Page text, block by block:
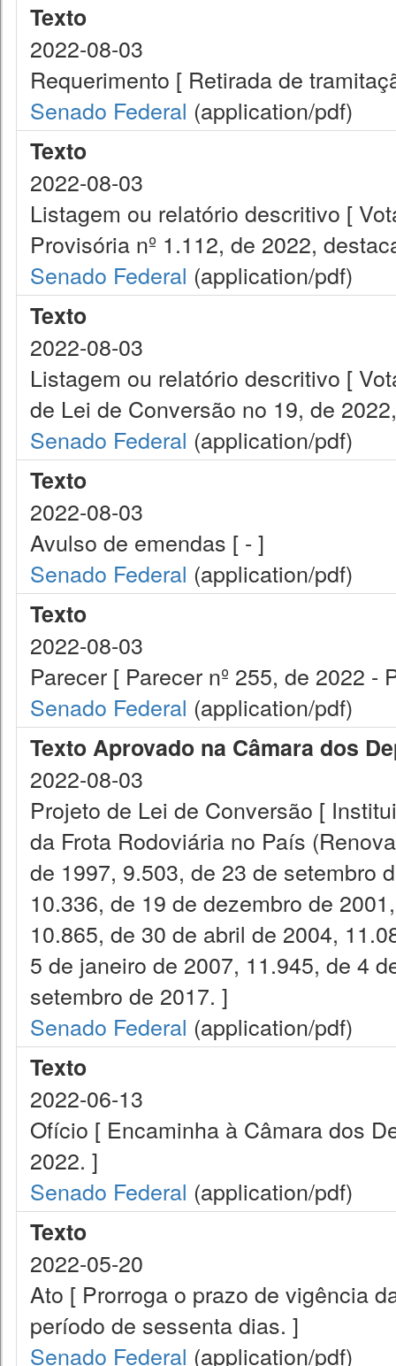
Texto
2022-08-03
Requerimento [ Retirada de
Senado Federal (application/pdf)
Texto
2022-08-03
Listagem ou relatório descritivo [
Provisória nº 1.112, de 2022,
Senado Federal (application/pdf)
Texto
2022-08-03
Listagem ou relatório descritivo [
de Lei de Conversão no 19, de
Senado Federal (application/pdf)
Texto
2022-08-03
Avulso de emendas [ - ]
Senado Federal (application/pdf)
Texto
2022-08-03
Parecer [ Parecer nº 255, de 2022 -
Senado Federal (application/pdf)
Texto Aprovado na Câmara dos
2022-08-03
Projeto de Lei de Conversão [
da Frota Rodoviária no País
de 1997, 9.503, de 23 de setembro
10.336, de 19 de dezembro de
10.865, de 30 de abril de 2004,
5 de janeiro de 2007, 11.945, de 4
setembro de 2017. ]
Senado Federal (application/pdf)
Texto
2022-06-13
Ofício [ Encaminha à Câmara dos
2022. ]
Senado Federal (application/pdf)
Texto
2022-05-20
Ato [ Prorroga o prazo de vigência
período de sessenta dias. ]
Senado Federal (application/pdf)